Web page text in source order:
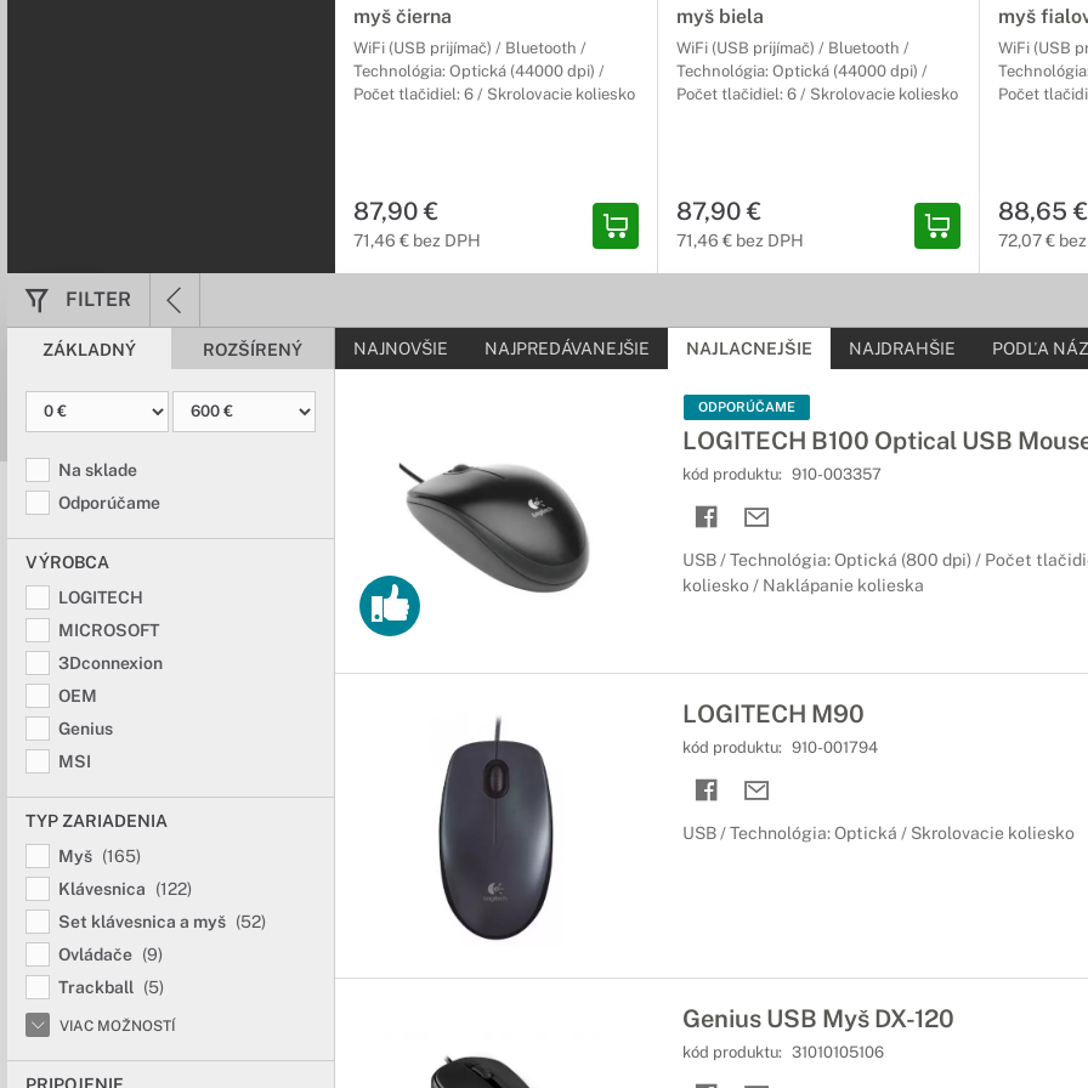
Písanie nebolo nikdy ľahšie
Vyberte si z ponuky kvalitných klávesníc od vybraných výrobcov, ktoré Vašim rukám
Sety klávesnice a myšky od starostlivo vybraných výrobcov Vám umožnia zjednotiť štýl
aby Vám uľahčili Vašu prácu.
Pohodlné a presné ovládanie prezentácií a zariadení
Prezentačné zariadenia s laserovými alebo digitálnymi ukazovátkami disponujú
širokou kompatibilitou, ktorá zabezpečí plynulý priebeh prezentácie.
Doplnky pre myšky a klávesnice
Všetko, čo potrebujete k Vašim myškám a klávesniciam
Ku kvalitným zariadeniam patrí kvalitné príslušenstvo. Preto máme pre Vás pripravenú
ovládačom v našej ponuke.
Správne vybavené pracovisko je doslova zázrak. Objavte možnosti zariadenia Trackball,
pohodlne aj pri náročných dňoch za počítačom.
Ovládače pre počítače a notebooky MSI
Pohodlné prezeranie 3D modelov, pre profesionálov
Okamžitý prístup k štandardným a vlastným zobrazeniam. Jemná manipulácia sa
sa váš model prichytí do štandardného zobrazenia podľa konkrétneho výberu.
myš čierna
WiFi (USB prijímač) / Bluetooth /
Technológia: Optická (44000 dpi) /
Počet tlačidiel: 6 / Skrolovacie koliesko
87,90 €
71,46 € bez DPH
myš biela
WiFi (USB prijímač) / Bluetooth /
Technológia: Optická (44000 dpi) /
Počet tlačidiel: 6 / Skrolovacie koliesko
87,90 €
71,46 € bez DPH
myš
WiFi (USB
Počet
88,65 €
72,07 €
FILTER
ZÁKLADNÝ ROZŠÍRENÝ
Na sklade
Odporúčame
VÝROBCA
LOGITECH
MICROSOFT
3Dconnexion
OEM
Genius
MSI
TYP ZARIADENIA
Myš (165)
Klávesnica
(122)
Set klávesnica a myš (52)
Ovládače (9)
Trackball
(5)
VIAC MOŽNOSTÍ
NAJNOVŠIE NAJPREDÁVANEJŠIE NAJLACNEJŠIE NAJDRAHŠIE PODĽA
ODPORÚČAME
LOGITECH B100 Optical USB
kód produktu: 910-003357
USB / Technológia: Optická (800 dpi) / Počet
koliesko / Naklápanie kolieska
LOGITECH M90
kód produktu: 910-001794
USB / Technológia: Optická / Skrolovacie koliesko
Genius USB Myš DX-120
kód produktu: 31010105106